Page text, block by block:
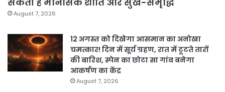
August 7, 2026
12 अगस्त को दिखेगा आसमान का अनोखा
चमत्कार! दिन में सूर्य ग्रहण, रात में टूटते तारों
की बारिश, स्पेन का छोटा सा गांव बनेगा
आकर्षण का केंद्र
August 7, 2026